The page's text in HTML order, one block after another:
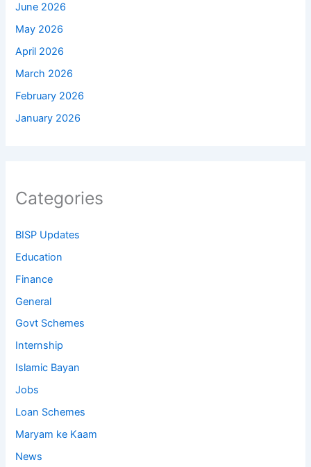
June 2026
May 2026
April 2026
March 2026
February 2026
January 2026
Categories
BISP Updates
Education
Finance
General
Govt Schemes
Internship
Islamic Bayan
Jobs
Loan Schemes
Maryam ke Kaam
News